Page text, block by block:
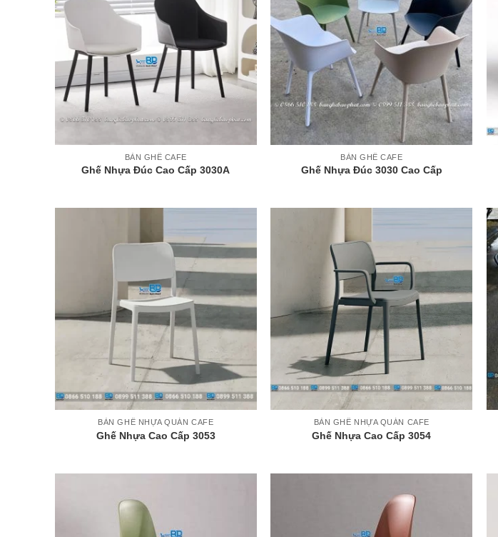
BÀN GHẾ CAFE
Ghế Nhựa Đúc Cao Cấp 3030A
BÀN GHẾ CAFE
Ghế Nhựa Đúc 3030 Cao Cấp
+
BÀN GHẾ NHỰA QUÁN CAFE
Ghế Nhựa Cao Cấp 3053
BÀN GHẾ NHỰA QUÁN CAFE
Ghế Nhựa Cao Cấp 3054